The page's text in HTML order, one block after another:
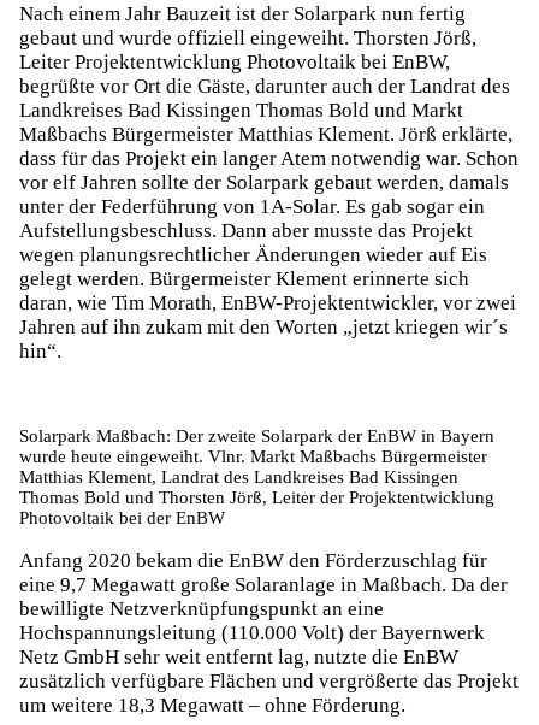
Nach einem Jahr Bauzeit ist der Solarpark nun fertig
gebaut und wurde offiziell eingeweiht. Thorsten Jörß,
Leiter Projektentwicklung Photovoltaik bei EnBW,
begrüßte vor Ort die Gäste, darunter auch der Landrat des
Landkreises Bad Kissingen Thomas Bold und Markt
Maßbachs Bürgermeister Matthias Klement. Jörß erklärte,
dass für das Projekt ein langer Atem notwendig war. Schon
vor elf Jahren sollte der Solarpark gebaut werden, damals
unter der Federführung von 1A-Solar. Es gab sogar ein
Aufstellungsbeschluss. Dann aber musste das Projekt
wegen planungsrechtlicher Änderungen wieder auf Eis
gelegt werden. Bürgermeister Klement erinnerte sich
daran, wie Tim Morath, EnBW-Projektentwickler, vor zwei
Jahren auf ihn zukam mit den Worten „jetzt kriegen wir´s
hin“.
Solarpark Maßbach: Der zweite Solarpark der EnBW in Bayern
wurde heute eingeweiht. Vlnr. Markt Maßbachs Bürgermeister
Matthias Klement, Landrat des Landkreises Bad Kissingen
Thomas Bold und Thorsten Jörß, Leiter der Projektentwicklung
Photovoltaik bei der EnBW
Anfang 2020 bekam die EnBW den Förderzuschlag für
eine 9,7 Megawatt große Solaranlage in Maßbach. Da der
bewilligte Netzverknüpfungspunkt an eine
Hochspannungsleitung (110.000 Volt) der Bayernwerk
Netz GmbH sehr weit entfernt lag, nutzte die EnBW
zusätzlich verfügbare Flächen und vergrößerte das Projekt
um weitere 18,3 Megawatt – ohne Förderung.